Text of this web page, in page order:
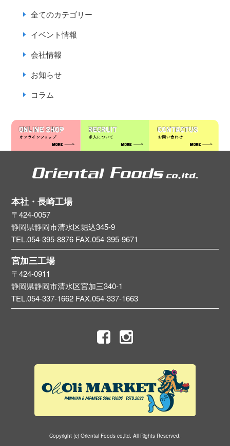
全てのカテゴリー
イベント情報
会社情報
お知らせ
コラム
本社・長崎工場
〒424-0057
静岡県静岡市清水区堀込345-9
TEL.054-395-8876 FAX.054-395-9671
宮加三工場
〒424-0911
静岡県静岡市清水区宮加三340-1
TEL.054-337-1662 FAX.054-337-1663
Copyright (c) Oriental Foods co,ltd. All Rights Reserved.